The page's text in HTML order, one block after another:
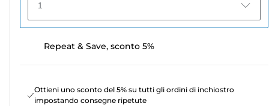
1
Repeat & Save, sconto 5%
Ottieni uno sconto del 5% su tutti gli ordini di inchiostro
impostando consegne ripetute